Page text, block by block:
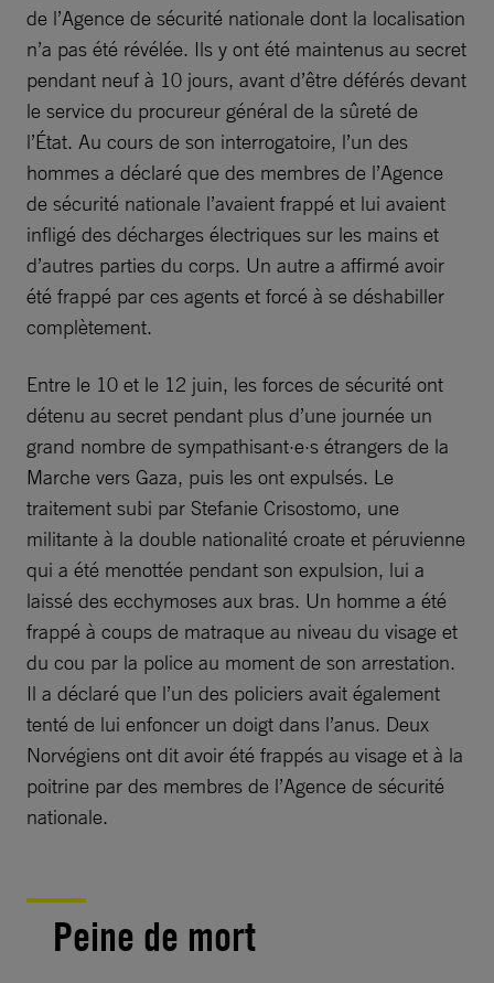
de l’Agence de sécurité nationale dont la localisation
n’a pas été révélée. Ils y ont été maintenus au secret
pendant neuf à 10 jours, avant d’être déférés devant
le service du procureur général de la sûreté de
l’État. Au cours de son interrogatoire, l’un des
hommes a déclaré que des membres de l’Agence
de sécurité nationale l’avaient frappé et lui avaient
infligé des décharges électriques sur les mains et
d’autres parties du corps. Un autre a affirmé avoir
été frappé par ces agents et forcé à se déshabiller
complètement.
Entre le 10 et le 12 juin, les forces de sécurité ont
détenu au secret pendant plus d’une journée un
grand nombre de sympathisant·e·s étrangers de la
Marche vers Gaza, puis les ont expulsés. Le
traitement subi par Stefanie Crisostomo, une
militante à la double nationalité croate et péruvienne
qui a été menottée pendant son expulsion, lui a
laissé des ecchymoses aux bras. Un homme a été
frappé à coups de matraque au niveau du visage et
du cou par la police au moment de son arrestation.
Il a déclaré que l’un des policiers avait également
tenté de lui enfoncer un doigt dans l’anus. Deux
Norvégiens ont dit avoir été frappés au visage et à la
poitrine par des membres de l’Agence de sécurité
nationale.
Peine de mort